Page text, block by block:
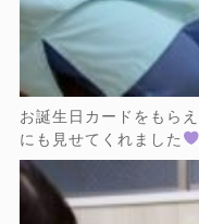
お誕生日カードをもら
にも見せてくれました